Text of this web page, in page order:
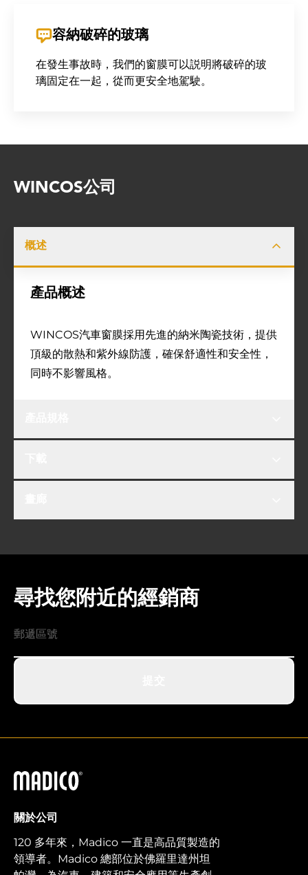
容納破碎的玻璃
在發生事故時，我們的窗膜可以説明將破碎的玻
璃固定在一起，從而更安全地駕駛。
WINCOS公司
概述
產品概述
WINCOS汽車窗膜採用先進的納米陶瓷技術，提供
頂級的散熱和紫外線防護，確保舒適性和安全性，
同時不影響風格。
尋找您附近的經銷商
馬迪科
關於公司
120 多年來，Madico 一直是高品質製造的
領導者。Madico 總部位於佛羅里達州坦